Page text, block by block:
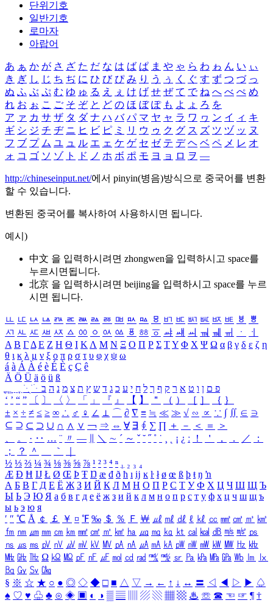
단위기호
일반기호
로마자
아랍어
あ ぁ か が さ ざ た だ な は ば ぱ ま や ゃ ら わ ゎ ん い ぃ
き ぎ し じ ち ぢ に ひ び ぴ み り う ぅ く ぐ す ず つ づ っ
ぬ ふ ぶ ぷ む ゆ ゅ る え ぇ け げ せ ぜ て で ね へ べ ぺ め
れ お ぉ こ ご そ ぞ と ど の ほ ぼ ぽ も よ ょ ろ を
ア ァ カ サ ザ タ ダ ナ ハ バ パ マ ヤ ャ ラ ワ ヮ ン イ ィ キ
ギ シ ジ チ ヂ ニ ヒ ビ ピ ミ リ ウ ゥ ク グ ス ズ ツ ヅ ッ ヌ
フ ブ プ ム ユ ュ ル エ ェ ケ ゲ セ ゼ テ デ ヘ ベ ペ メ レ オ
ォ コ ゴ ソ ゾ ト ド ノ ホ ボ ポ モ ヨ ョ ロ ヲ ―
http://chineseinput.net/에서 pinyin(병음)방식으로 중국어를 변환
할 수 있습니다.
변환된 중국어를 복사하여 사용하시면 됩니다.
예시)
中文 을 입력하시려면 zhongwen을 입력하시고 space를
누르시면됩니다.
北京 을 입력하시려면 beijing을 입력하시고 space를 누르
시면 됩니다.
ㅥ ㅦ ㅧ ㅨ ㅩ ㅪ ㅫ ㅬ ㅭ ㅮ ㅯ ㅰ ㅱ ㅲ ㅳ ㅴ ㅵ ㅶ ㅷ ㅸ
ㅹ
ㅺ ㅻ ㅼ ㅽ ㅾ ㅿ ㆀ ㆁ ㆂ ㆃ ㆄ ㆅ ㆆ ㆇ ㆈ ㆉ ㆊ ㆋ ㆌ ㆍ
ㆎ
Α Β ΓΔ Ε Ζ Η Θ Ι ΚΛ Μ Ν Ξ Ο Π Ρ Σ ΤΥ Φ Χ Ψ Ω α β γ δ ε ζ η
θ ι κ λ μ ν ξ ο π ρ σ τ υ φ χ ψ ω
á à Á À é è É È ç Ç ê
Ä Ö Ü ä ö ü ß
ִֶֹ ֻּ ׁׂ פ ם ן ו ט א ר ק ף ך ל ח י ע כ ג ד ש ץ ת צ מ נ ה ב
‘ ’ “ ” 〔 〕 〈 〉 「 」 『 』 【 】 ＂ （ ） ［ ］ ｛ ｝
± × ÷ ≠ ≤ ≥ ∞ ∴ ♂ ♀ ∠ ⊥ ⌒ ∂ ∇ ≡ ≒ ≪ ≫ √ ∽ ∝ ∵ ∫ ∬ ∈ ∋
⊆ ⊇ ⊂ ⊃ ∪ ∩ ∧ ∨ ￢ ⇒ ⇔ ∀ ∃ ∮ ∑ ∏ ＋ － ＜ ＝
＞
、
。 · ‥ … ¨ 〃 ― ＼ ∼ ´ ～ ˇ ˘ ˝ ˚ ˙ ¸ ¡ ¿ ː ！ ＇ ， ． ／
：
；
？ ＾ ｀
½ ⅓ ⅔ ¼ ¾ ⅛ ⅜ ⅝ ⅞ ¹ ² ³ ⁴ ⁿ ₁ ₂ ₃ ₄
Æ Ð Ħ Ĳ Ł Ø Œ Þ Ŧ Ŋ æ đ ð ħ ı ĳ ĸ ŀ ł ø œ ß þ ŧ ŋ ŉ
А Б В Г Д Е Ё Ж З И Й К Л М Н О П Р С Т У Ф Х Ц Ч Ш Щ Ъ
Ы Ь Э Ю Я а б в г д е ё ж з и й к л м н о п р с т у ф х ц ч ш щ ъ
ы ь э ю я
′ ″ ℃ Å ￠ ￡ ￥ ¤ ℉ ‰ ＄ ％ Ｆ ￦ ㎕ ㎖ ㎗ ℓ ㎘ ㏄ ㎣ ㎤ ㎥ ㎦
㎙ ㎚ ㎛ ㎜ ㎝ ㎞ ㎟ ㎠ ㎡ ㎢ ㏊ ㎍ ㎎ ㎏ ㏏ ㎈ ㎉ ㏈ ㎧ ㎨ ㎰
㎱ ㎲ ㎳ ㎴ ㎵ ㎶ ㎷ ㎸ ㎹ ㎀ ㎁ ㎂ ㎃ ㎄ ㎺ ㎻ ㎽ ㎾ ㎿ ㎐ ㎑
㎒ ㎓ ㎔ Ω ㏀ ㏁ ㎊ ㎋ ㎌ ㏖ ㏅ ㎭ ㎮ ㎯ ㏛ ㎩ ㎪ ㎫ ㎬ ㏝ ㏐
㏓
㏃ ㏉ ㏜ ㏆
§ ※ ☆ ★ ○ ● ◎ ◇ ◆ □ ■ △ ▽ → ← ↑ ↓ ↔ 〓 ◁ ◀ ▷ ▶ ♤
♠ ♡ ♥ ♧ ♣ ⊙ ◈ ▣ ◐ ◑ ▒ ▤ ▨ ▧ ▦ ▩ ♨ ☏ ☎ ☜ ☞ ¶ †